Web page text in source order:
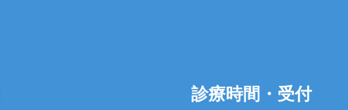
診療時間・受付